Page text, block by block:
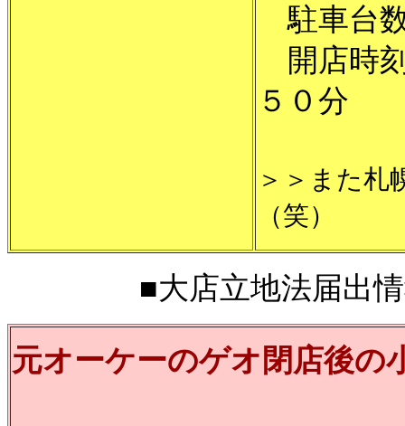
駐車台
開店時
５０分
＞＞また札
（笑）
■大店立地法届出
元オーケーのゲオ閉店後の